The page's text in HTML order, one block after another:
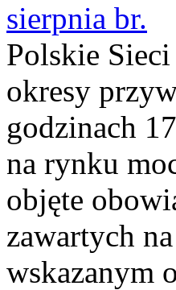
sierpnia br.
Polskie
okresy
godzinach
na rynku
objęte
zawartych
wskazanym